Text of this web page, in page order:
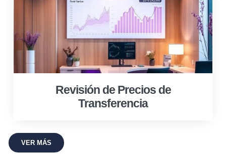
Revisión de Precios de
Transferencia
VER MÁS